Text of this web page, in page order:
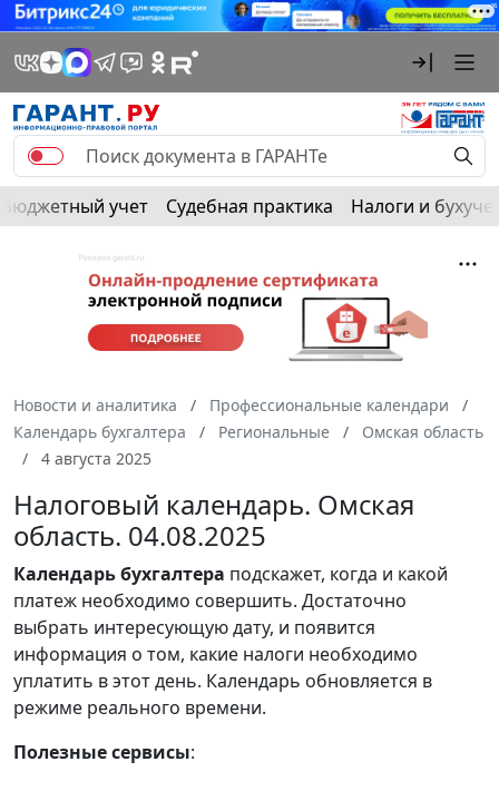
Бюджетный учет Судебная практика Налоги и
Новости и аналитика
Профессиональные календари
Календарь бухгалтера
Региональные
Омская область
4 августа 2025
Налоговый календарь. Омская
область. 04.08.2025
Календарьбухгалтера подскажет, когда и какой
платеж необходимо совершить. Достаточно
выбрать интересующую дату, и появится
информация о том, какие налоги необходимо
уплатить в этот день. Календарь обновляется в
режиме реального времени.
Полезные сервисы: